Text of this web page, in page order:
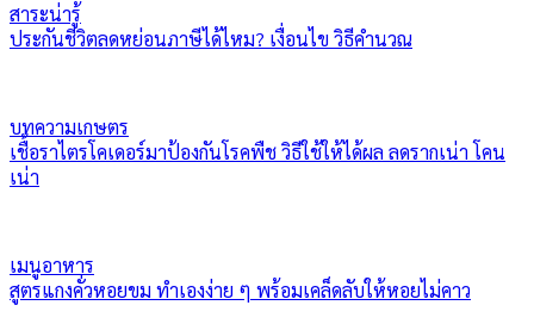
สาระน่ารู้
ประกันชีวิตลดหย่อนภาษีได้ไหม? เงื่อนไข วิธีคำนวณ
บทความเกษตร
เชื้อราไตรโคเดอร์มาป้องกันโรคพืช วิธีใช้ให้ได้ผล ลดรากเน่า โคน
เน่า
เมนูอาหาร
สูตรแกงคั่วหอยขม ทำเองง่าย ๆ พร้อมเคล็ดลับให้หอยไม่คาว